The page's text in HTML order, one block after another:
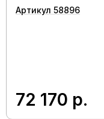
Артикул 58896
72 170 р.